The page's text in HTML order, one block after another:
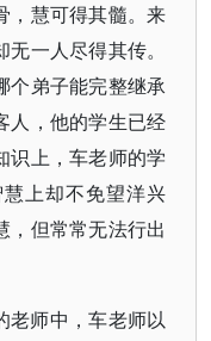
，慧可得其髓。来
一人尽得其传。
个弟子能完整继承
人，他的学生已经
识上，车老师的学
上却不免望洋兴
，但常常无法行出
老师中，车老师以